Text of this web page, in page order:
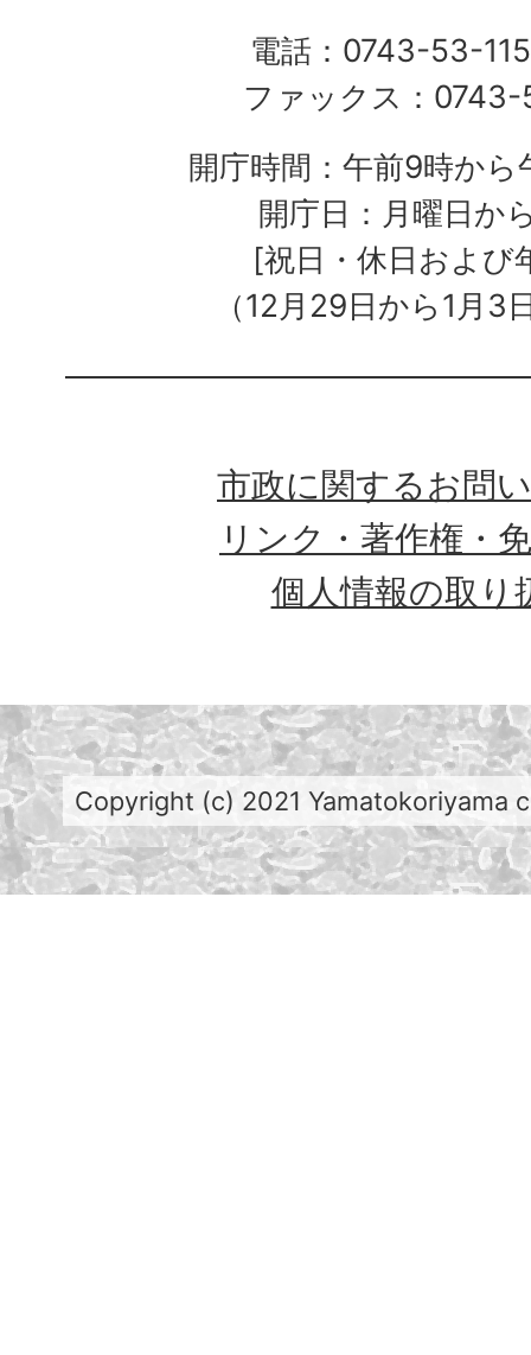
電話：0743-53-
ファックス：
開庁時間：午前9時か
開庁日：月曜日か
[祝日・休日および
（12月29日から1月3
市政に関するお問
リンク・著作権・
個人情報の取り
Copyright (c) 2021 Yamatokoriyama